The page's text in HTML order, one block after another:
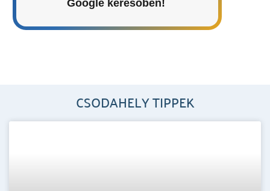
Google keresőben!
CSODAHELY TIPPEK